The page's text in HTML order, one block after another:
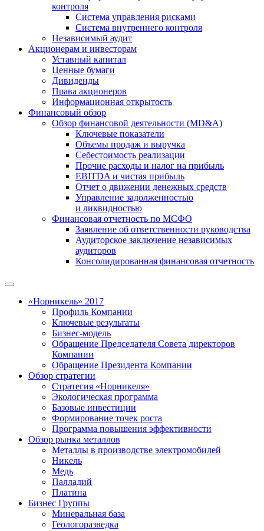
контроля
Система управления рисками
Система внутреннего контроля
Независимый аудит
Акционерам и инвесторам
Уставный капитал
Ценные бумаги
Дивиденды
Права акционеров
Информационная открытость
Финансовый обзор
Обзор финансовой деятельности (MD&A)
Ключевые показатели
Объемы продаж и выручка
Себестоимость реализации
Прочие расходы и налог на прибыль
EBITDA и чистая прибыль
Отчет о движении денежных средств
Управление задолженностью
и ликвидностью
Финансовая отчетность по МСФО
Заявление об ответственности руководства
Аудиторское заключение независимых
аудиторов
Консолидированная финансовая отчетность
«Норникель» 2017
Профиль Компании
Ключевые результаты
Бизнес-модель
Обращение Председателя Совета директоров
Компании
Обращение Президента Компании
Обзор стратегии
Стратегия «Норникеля»
Экологическая программа
Базовые инвестиции
Формирование точек роста
Программа повышения эффективности
Обзор рынка металлов
Металлы в производстве электромобилей
Никель
Медь
Палладий
Платина
Бизнес Группы
Минеральная база
Геологоразведка